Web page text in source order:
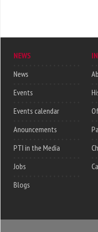
NEWS
News
Events
Events calendar
Anouncements
PTI in the Media
Jobs
Blogs